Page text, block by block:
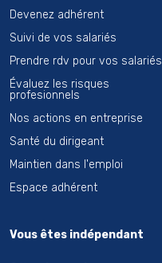
Devenez adhérent
Suivi de vos salariés
Prendre rdv pour vos salariés
Évaluez les risques
profesionnels
Nos actions en entreprise
Santé du dirigeant
Maintien dans l'emploi
Espace adhérent
Vous êtes indépendant